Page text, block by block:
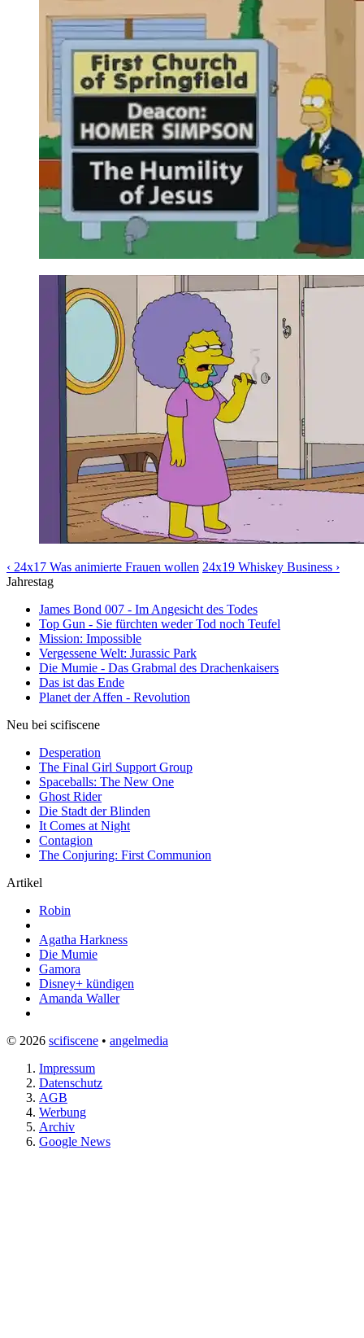
‹ 24x17 Was animierte Frauen wollen 24x19 Whiskey Business ›
Jahrestag
James Bond 007 - Im Angesicht des Todes
Top Gun - Sie fürchten weder Tod noch Teufel
Mission: Impossible
Vergessene Welt: Jurassic Park
Die Mumie - Das Grabmal des Drachenkaisers
Das ist das Ende
Planet der Affen - Revolution
Neu bei scifiscene
Desperation
The Final Girl Support Group
Spaceballs: The New One
Ghost Rider
Die Stadt der Blinden
It Comes at Night
Contagion
The Conjuring: First Communion
Artikel
Robin
Agatha Harkness
Die Mumie
Gamora
Disney+ kündigen
Amanda Waller
© 2026 scifiscene • angelmedia
Impressum
Datenschutz
AGB
Werbung
Archiv
Google News